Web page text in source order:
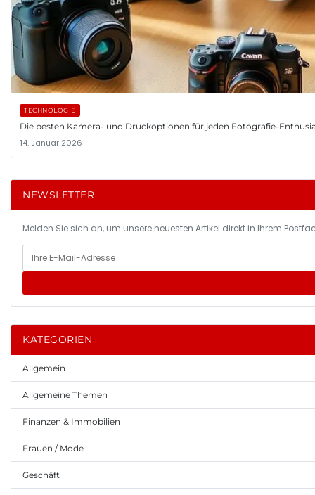
TECHNOLOGIE
Die besten Kamera- und Druckoptionen für jeden Fotografie-
14. Januar 2026
NEWSLETTER
Melden Sie sich an, um unsere neuesten Artikel direkt in Ihrem
KATEGORIEN
Allgemein
Allgemeine Themen
Finanzen & Immobilien
Frauen / Mode
Geschäft